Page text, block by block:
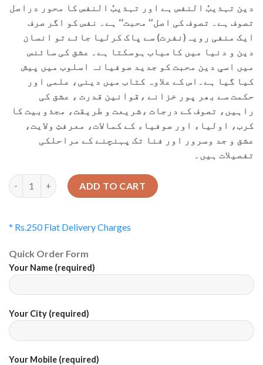
دین تہذیبُ النفس ہے اور تہذیبُ النفس کا محور دراصل
تصوف ہے۔ تصوف کی اصل’’ محبت‘‘ ہے۔ نفس کو اگر صرف
ایک منفی رویہ(نفرت) سے پاک کرلیا جائے تو انسان
دین و دنیا میں کامیاب ہوسکتا ہے۔ عشق کی سائنس
میں اسیِ دین محبت کو جدید صوفیانہ اسلوب میں پیش
کیا گیا ہے۔اس کے علاوہ کتاب میں دینی، علمی اور
حکمت سے بھر پور خزانے ،قوانین قدرت ، عشق کی
راہیں، تصوف کے درجات ،شریعت و طریقت، مجذوبیت کا
کرب، اولیاء اور صوفیاء کے کمالات، معرفتِ ولایت،
عشق و جد وسرور اور فنا تک پہنچنے کے مراحلکی
تفصیلات ہیں۔
Quantity ADD TO CART
* Rs.250 Flat Delivery Charges
Quick Order Form
Your Name (required)
Your City (required)
Your Mobile (required)